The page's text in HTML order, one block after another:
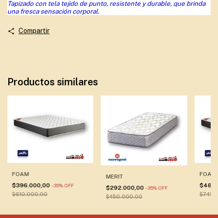
Tapizado con tela tejido de punto, resistente y durable, que brinda
una fresca sensación corporal.
Compartir
Productos similares
FOAM
$396.000,00 -35%OFF
$610.000,00
MERIT
$292.000,00 -35%OFF
$450.000,00
FOAM